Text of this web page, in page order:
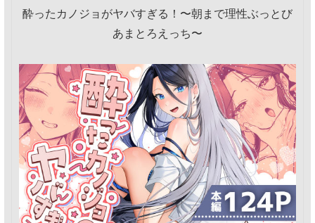
酔ったカノジョがヤバすぎる！〜朝まで理性ぶっとび
あまとろえっち〜